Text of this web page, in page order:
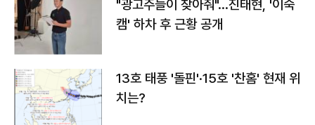
"광고주들이 찾아줘"…진태현, '이숙
캠' 하차 후 근황 공개
13호 태풍 '돌핀'·15호 '찬홈' 현재 위
치는?